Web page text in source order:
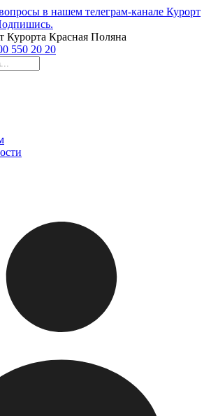
в нашем телеграм-канале Курорт
.
Красная Поляна
550 20 20